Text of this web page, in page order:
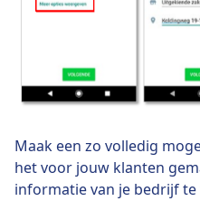
Maak een zo volledig
het voor jouw klanten
informatie van je bedrijf te